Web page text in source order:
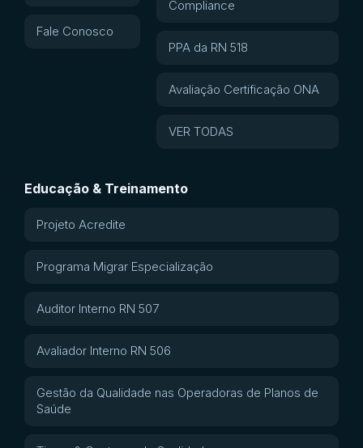
Fale Conosco
Compliance
PPA da RN 518
Avaliação Certificação ONA
VER TODAS
Educação & Treinamento
Projeto Acredite
Programa Migrar Especialização
Auditor Interno RN 507
Avaliador Interno RN 506
Gestão da Qualidade nas Operadoras de Planos de
Saúde